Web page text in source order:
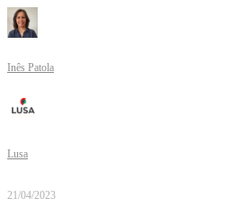
Inês Patola
Lusa
21/04/2023